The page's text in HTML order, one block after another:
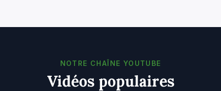
NOTRE CHAÎNE YOUTUBE
Vidéos populaires